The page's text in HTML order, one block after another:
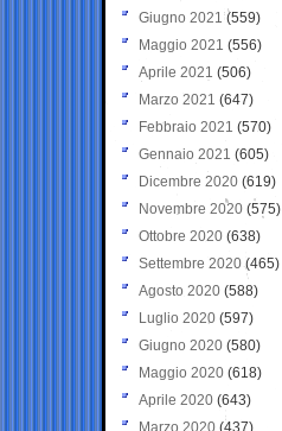
Giugno 2021(559)
Maggio 2021 (556)
Aprile 2021 (506)
Marzo 2021 (647)
Febbraio 2021 (570)
Gennaio 2021 (605)
Dicembre 2020 (619)
Novembre 2020 (575)
Ottobre 2020 (638)
Settembre 2020(465)
Agosto 2020 (588)
Luglio 2020 (597)
Giugno 2020 (580)
Maggio 2020 (618)
Aprile 2020 (643)
Marzo 2020 (437)